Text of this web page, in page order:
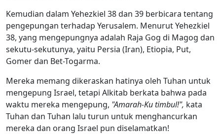
Kemudian dalam Yehezkiel 38 dan 39 berbicara tentang
pengepungan terhadap Yerusalem. Menurut Yehezkiel
38, yang mengepungnya adalah Raja Gog di Magog dan
sekutu-sekutunya, yaitu Persia (Iran), Etiopia, Put,
Gomer dan Bet-Togarma.
Mereka memang dikeraskan hatinya oleh Tuhan untuk
mengepung Israel, tetapi Alkitab berkata bahwa pada
waktu mereka mengepung, "Amarah-Ku timbul!", kata
Tuhan dan Tuhan lalu turun untuk menghancurkan
mereka dan orang Israel pun diselamatkan!